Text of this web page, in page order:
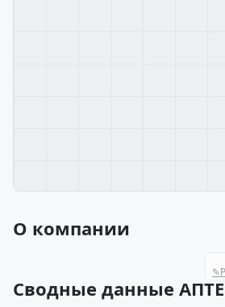
О компании
✎
Сводные данные